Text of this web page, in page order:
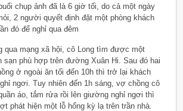
chụp ảnh đã là 6 giờ tối, do cả một ngày
2 người quyết định đặt một phòng khách
đó để nghỉ qua đêm
qua mạng xã hội, cô Long tìm được một
sạn phù hợp trên đường Xuân Hi. Sau đó hai
ở ngoài ăn tối đến 10h thì trở lại khách
ngơi. Tuy nhiên đến 1h sáng, vợ chồng cô
áo, tắm rửa rồi lên giường nghỉ ngơi thì
phát hiện một lỗ hổng kỳ lạ trên trần nhà.